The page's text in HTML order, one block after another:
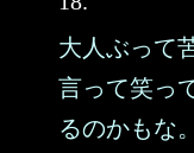
大人ぶって
言って笑っ
るのかもな。